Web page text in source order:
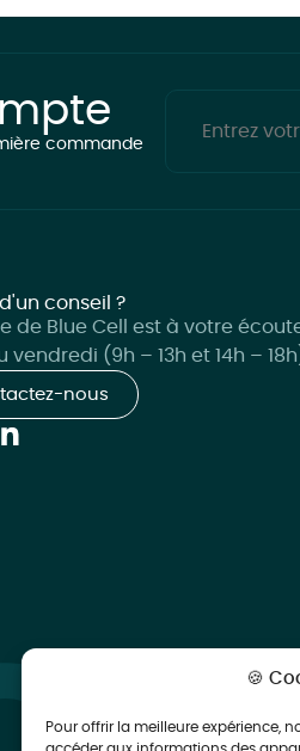
🍪
Pour offrir la meilleure expérience,
commande
conseil ?
de Blue Cell est à votre
vendredi (9h – 13h et 14h –
nous